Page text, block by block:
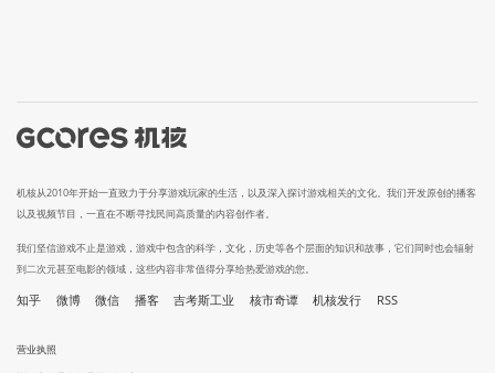
机核从2010年开始一直致力于分享游戏玩家的生活，以及深入探讨游戏相关的文化。我们开发原创的播客
以及视频节目，一直在不断寻找民间高质量的内容创作者。
我们坚信游戏不止是游戏，游戏中包含的科学，文化，历史等各个层面的知识和故事，它们同时也会辐射
到二次元甚至电影的领域，这些内容非常值得分享给热爱游戏的您。
知乎 微博 微信 播客 吉考斯工业 核市奇谭 机核发行 RSS
营业执照